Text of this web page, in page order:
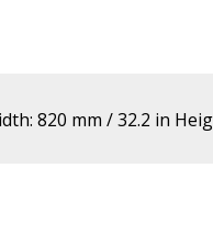
820 mm / 32.2 in